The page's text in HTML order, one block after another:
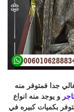
جدا فمتوفر منه
و يوجد منه انواع
بكميات كبيره في